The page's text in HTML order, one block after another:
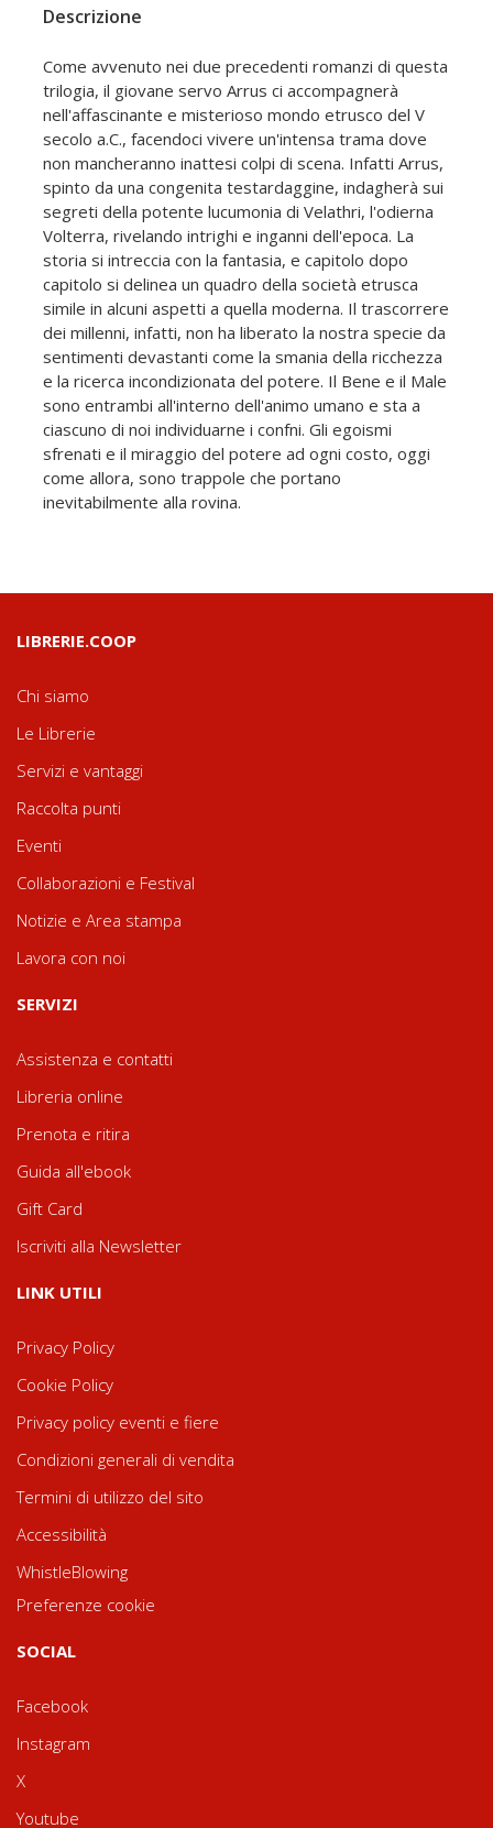
Descrizione
Come avvenuto nei due precedenti romanzi di questa
trilogia, il giovane servo Arrus ci accompagnerà
nell'affascinante e misterioso mondo etrusco del V
secolo a.C., facendoci vivere un'intensa trama dove
non mancheranno inattesi colpi di scena. Infatti Arrus,
spinto da una congenita testardaggine, indagherà sui
segreti della potente lucumonia di Velathri, l'odierna
Volterra, rivelando intrighi e inganni dell'epoca. La
storia si intreccia con la fantasia, e capitolo dopo
capitolo si delinea un quadro della società etrusca
simile in alcuni aspetti a quella moderna. Il trascorrere
dei millenni, infatti, non ha liberato la nostra specie da
sentimenti devastanti come la smania della ricchezza
e la ricerca incondizionata del potere. Il Bene e il Male
sono entrambi all'interno dell'animo umano e sta a
ciascuno di noi individuarne i confni. Gli egoismi
sfrenati e il miraggio del potere ad ogni costo, oggi
come allora, sono trappole che portano
inevitabilmente alla rovina.
LIBRERIE.COOP
Chi siamo
Le Librerie
Servizi e vantaggi
Raccolta punti
Eventi
Collaborazioni e Festival
Notizie e Area stampa
Lavora con noi
SERVIZI
Assistenza e contatti
Libreria online
Prenota e ritira
Guida all'ebook
Gift Card
Iscriviti alla Newsletter
LINK UTILI
Privacy Policy
Cookie Policy
Privacy policy eventi e fiere
Condizioni generali di vendita
Termini di utilizzo del sito
Accessibilità
WhistleBlowing
Preferenze cookie
SOCIAL
Facebook
Instagram
X
Youtube